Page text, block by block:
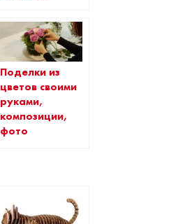
Поделки из
цветов своими
руками,
композиции,
фото